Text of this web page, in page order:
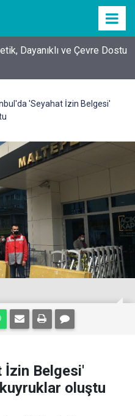
Dayanıklı ve Çevre Dostu
'Seyahat İzin Belgesi'
İzin Belgesi'
oluştu